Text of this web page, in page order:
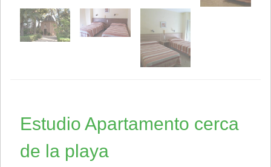
Estudio Apartamento cerca
de la playa